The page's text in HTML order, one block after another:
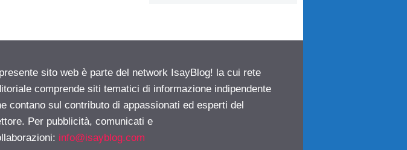
presente sito web è parte del network IsayBlog! la cui rete
comprende siti tematici di informazione indipendente
contano sul contributo di appassionati ed esperti del
Per pubblicità, comunicati e
info@isayblog.com